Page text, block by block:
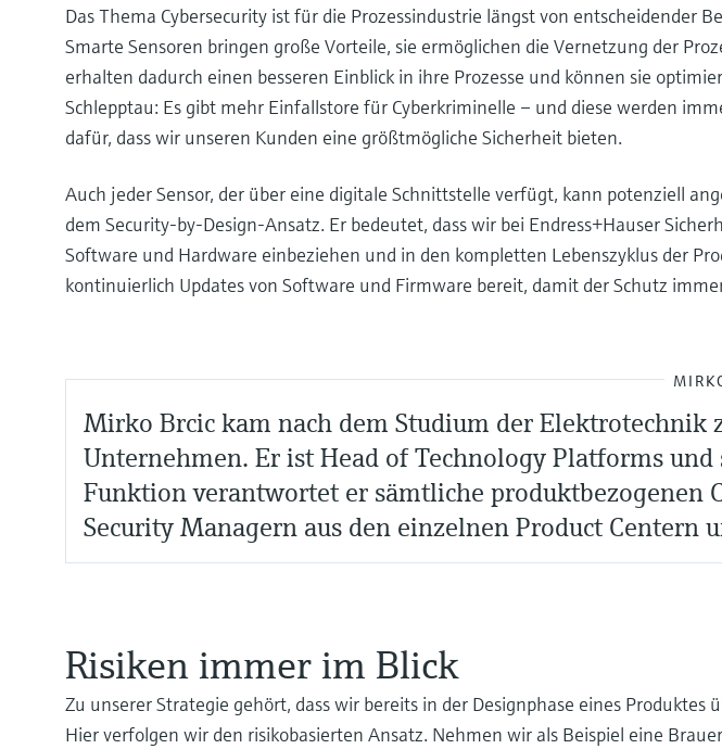
Das Thema Cybersecurity ist für die Prozessindustrie längst von entscheidender
Smarte Sensoren bringen große Vorteile, sie ermöglichen die Vernetzung der
erhalten dadurch einen besseren Einblick in ihre Prozesse und können sie
Schlepptau: Es gibt mehr Einfallstore für Cyberkriminelle – und diese werden
dafür, dass wir unseren Kunden eine größtmögliche Sicherheit bieten.
Auch jeder Sensor, der über eine digitale Schnittstelle verfügt, kann potenziell
dem Security-by-Design-Ansatz. Er bedeutet, dass wir bei Endress+Hauser
Software und Hardware einbeziehen und in den kompletten Lebenszyklus der
kontinuierlich Updates von Software und Firmware bereit, damit der Schutz
Mirko Brcic kam nach dem Studium der Elektrotechnik
Unternehmen. Er ist Head of Technology Platforms
Funktion verantwortet er sämtliche produktbezogenen
Security Managern aus den einzelnen Product Centern
Risiken immer im Blick
Zu unserer Strategie gehört, dass wir bereits in der Designphase eines
Hier verfolgen wir den risikobasierten Ansatz. Nehmen wir als Beispiel eine